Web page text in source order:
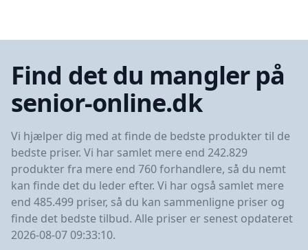
Find det du mangler på
senior-online.dk
Vi hjælper dig med at finde de bedste produkter til de
bedste priser. Vi har samlet mere end 242.829
produkter fra mere end 760 forhandlere, så du nemt
kan finde det du leder efter. Vi har også samlet mere
end 485.499 priser, så du kan sammenligne priser og
finde det bedste tilbud. Alle priser er senest opdateret
2026-08-07 09:33:10.